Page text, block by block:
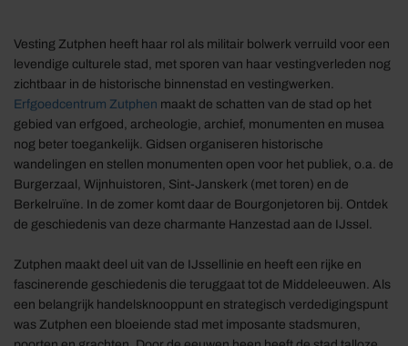
Vesting Zutphen heeft haar rol als militair bolwerk verruild voor een
levendige culturele stad, met sporen van haar vestingverleden nog
zichtbaar in de historische binnenstad en vestingwerken.
Erfgoedcentrum Zutphen maakt de schatten van de stad op het
gebied van erfgoed, archeologie, archief, monumenten en musea
nog beter toegankelijk. Gidsen organiseren historische
wandelingen en stellen monumenten open voor het publiek, o.a. de
Burgerzaal, Wijnhuistoren, Sint-Janskerk (met toren) en de
Berkelruïne. In de zomer komt daar de Bourgonjetoren bij. Ontdek
de geschiedenis van deze charmante Hanzestad aan de IJssel.
Zutphen maakt deel uit van de IJssellinie en heeft een rijke en
fascinerende geschiedenis die teruggaat tot de Middeleeuwen. Als
een belangrijk handelsknooppunt en strategisch verdedigingspunt
was Zutphen een bloeiende stad met imposante stadsmuren,